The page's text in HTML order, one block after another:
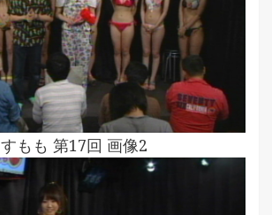
すもも 第17回 画像2